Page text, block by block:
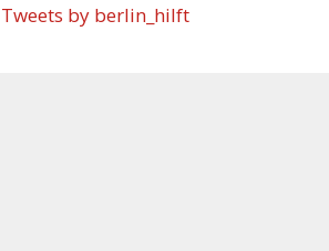
Tweets by berlin_hilft